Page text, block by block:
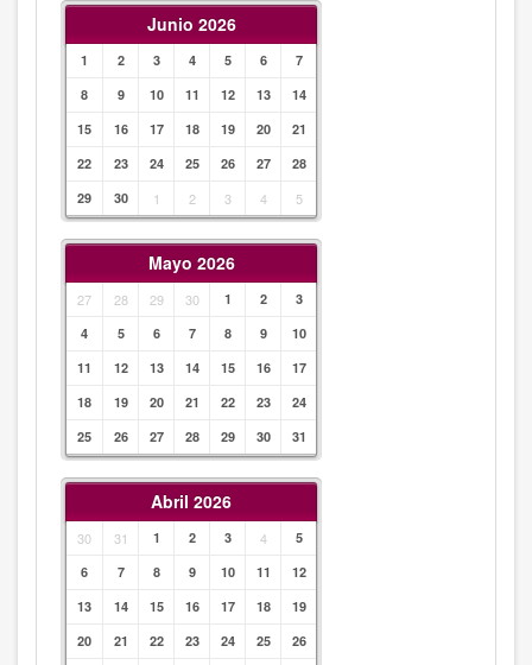
Junio 2026
1 2 3 4 5 6
7
8
9 10 11 12 13
14
15
16 17 18 19 20
21
22
23 24 25 26 27
28
29
30 1 2 3 4 5
Mayo 2026
27 28 29 30 1 2
3
4
5 6 7 8 9
10
11
12 13 14 15 16
17
18
19 20 21 22 23
24
25
26 27 28 29 30 31
Abril 2026
30 31 1 2 3 4
5
6
7 8 9 10 11
12
13
14 15 16 17 18
19
20
21 22 23 24 25
26